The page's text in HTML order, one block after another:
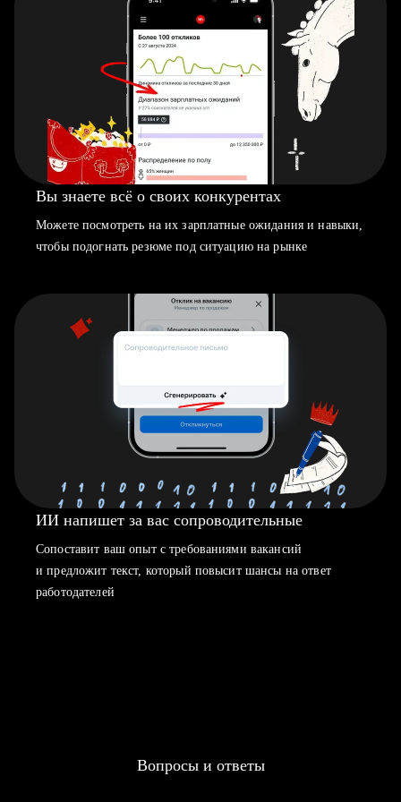
Вы знаете всё о своих конкурентах
Можете посмотреть на их зарплатные ожидания и навыки,
чтобы подогнать резюме под ситуацию на рынке
ИИ напишет за вас сопроводительные
Сопоставит ваш опыт с требованиями вакансий
и предложит текст, который повысит шансы на ответ
работодателей
Вопросы и ответы